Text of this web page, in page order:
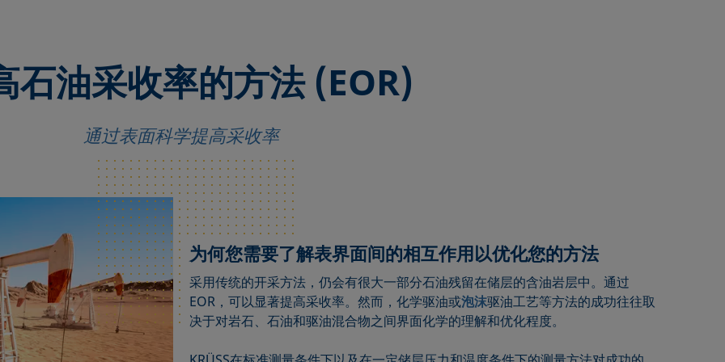
石油采收率的方法 (EOR)
通过表面科学提高采收率
为何您需要了解表界面间的相互作用以优化您的方法
采用传统的开采方法，仍会有很大一部分石油残留在储层的含油岩层中。通过
EOR，可以显著提高采收率。然而，化学驱油或泡沫驱油工艺等方法的成功往往取
决于对岩石、石油和驱油混合物之间界面化学的理解和优化程度。